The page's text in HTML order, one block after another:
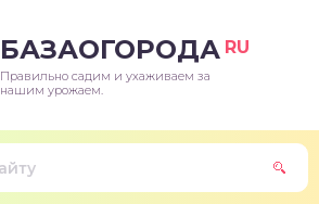
БАЗАОГОРОДА RU
Правильно садим и ухаживаем за
нашим урожаем.